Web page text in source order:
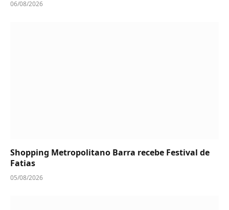
06/08/2026
Shopping Metropolitano Barra recebe Festival de
Fatias
05/08/2026